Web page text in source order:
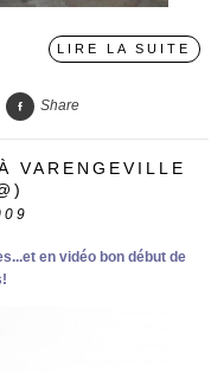
LIRE LA SUITE
Share
VARENGEVILLE
en vidéo bon début de